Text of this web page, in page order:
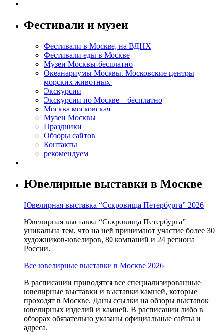
Фестивали и музеи
Фестивали в Москве, на ВДНХ
Фестивали еды в Москве
Музеи Москвы-бесплатно
Океанариумы Москвы. Московские центры
морских животных.
Экскурсии
Экскурсии по Москве – бесплатно
Москва московская
Музеи Москвы
Праздники
Обзоры сайтов
Контакты
рекомендуем
Ювелирные выставки в Москве
Ювелирная выставка “Сокровища Петербурга” 2026
Ювелирная выставка “Сокровища Петербурга”
уникальна тем, что на ней принимают участие более 30
художников-ювелиров, 80 компаний и 24 региона
России.
Все ювелирные выставки в Москве 2026
В расписании приводятся все специализированные
ювелирные выставки и выставки камней, которые
проходят в Москве. Даны ссылки на обзоры выставок
ювелирных изделий и камней. В расписании либо в
обзорах обязательно указаны официальные сайты и
адреса.